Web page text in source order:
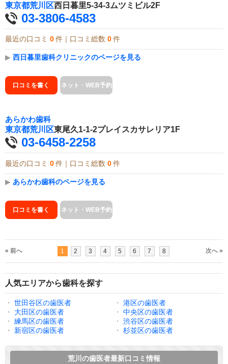
東京都荒川区西日暮里5-34-3ムツミビル2F
03-3806-4583
最近の口コミ 0 件｜口コミ総数 0 件
▶ 西日暮里歯科クリニックのページを見る
口コミを書く ネット・WEB予約
あらかわ歯科
東京都荒川区東尾久1-1-2プレイスカサレリア1F
03-6458-2258
最近の口コミ 0 件｜口コミ総数 0 件
▶ あらかわ歯科のページを見る
口コミを書く ネット・WEB予約
« 前へ 1 2 3 4 5 6 7 8 次へ »
人気エリアから歯科を探す
・ 世田谷区の歯医者 ・
港区の歯医者
・
大田区の歯医者 ・
中央区の歯医者
・
練馬区の歯医者 ・
渋谷区の歯医者
・
新宿区の歯医者 ・ 杉並区の歯医者
荒川の歯医者最新口コミ情報